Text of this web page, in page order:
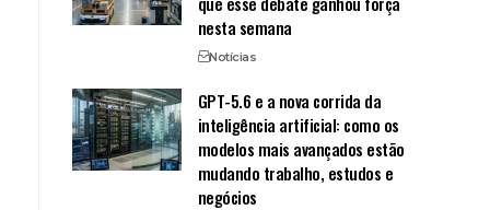
nesta semana
Notícias
GPT-5.6 e a nova corrida da
inteligência artificial: como os
modelos mais avançados estão
mudando trabalho, estudos e
negócios